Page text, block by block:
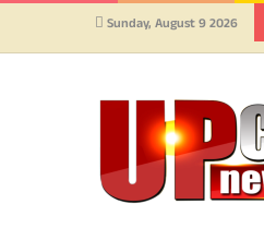
Sunday, August 9 2026